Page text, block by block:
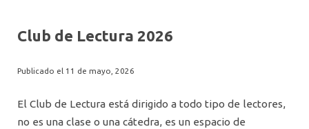
Club de Lectura 2026
Publicado el 11 de mayo, 2026
El Club de Lectura está dirigido a todo tipo de lectores,
no es una clase o una cátedra, es un espacio de